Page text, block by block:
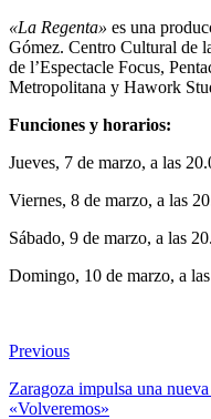
«La Regenta» es una
Gómez. Centro Cultural de
de l’Espectacle Focus,
Metropolitana y Hawork
Funciones y horarios:
Jueves, 7 de marzo, a las
Viernes, 8 de marzo, a las
Sábado, 9 de marzo, a las
Domingo, 10 de marzo, a
Previous
Zaragoza impulsa una
«Volveremos»